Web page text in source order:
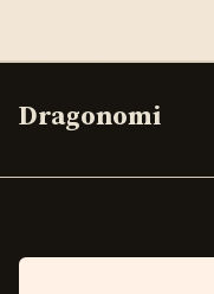
Dragonomi